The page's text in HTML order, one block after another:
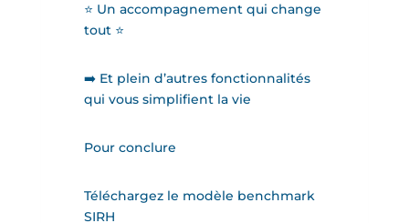
⭐️ Un accompagnement qui change
tout ⭐️
➡️ Et plein d’autres fonctionnalités
qui vous simplifient la vie
Pour conclure
Téléchargez le modèle benchmark
SIRH